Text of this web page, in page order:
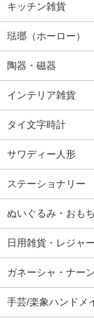
キッチン雑貨
琺瑯（ホーロー）
陶器・磁器
インテリア雑貨
タイ文字時計
サワディー人形
ステーショナリー
ぬいぐるみ・おも
日用雑貨・レジャー
ガネーシャ・ナー
手芸/楽象ハンドメ